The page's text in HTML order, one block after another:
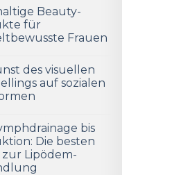
Beauty-
für
Frauen
des visuellen
auf sozialen
bis
Die besten
Lipödem-